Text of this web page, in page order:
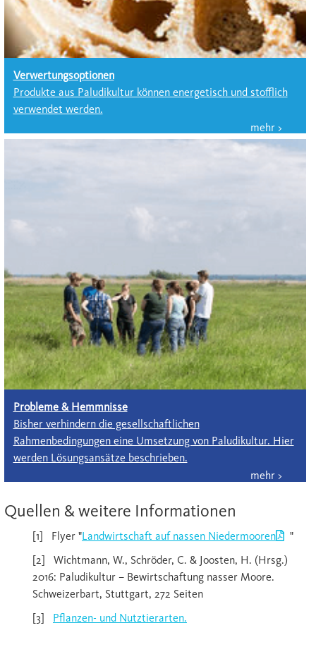
Verwertungsoptionen
Produkte aus Paludikultur können energetisch und stofflich
verwendet werden.
Probleme & Hemmnisse
Bisher verhindern die gesellschaftlichen
Rahmenbedingungen eine Umsetzung von Paludikultur. Hier
werden Lösungsansätze beschrieben.
Quellen & weitere Informationen
[1] Flyer "Landwirtschaft auf nassen Niedermooren
"
[2] Wichtmann, W., Schröder, C. & Joosten, H. (Hrsg.)
2016: Paludikultur – Bewirtschaftung nasser Moore.
Schweizerbart, Stuttgart, 272 Seiten
[3] Pflanzen- und Nutztierarten.